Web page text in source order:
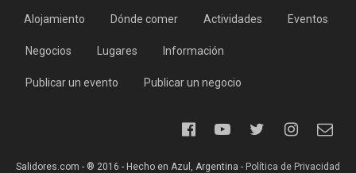
Alojamiento Dónde comer Actividades Eventos
Negocios Lugares Información
Publicar un evento Publicar un negocio
Salidores.com - ® 2016 - Hecho en Azul, Argentina - Política de Privacidad